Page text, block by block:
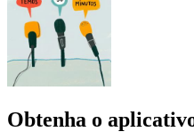
Obtenha o